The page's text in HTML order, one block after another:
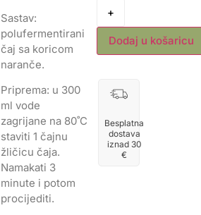
Sastav:
polufermentirani
čaj sa koricom
naranče.
Priprema: u 300
ml vode
zagrijane na 80˚C
staviti 1 čajnu
žličicu čaja.
Namakati 3
minute i potom
procijediti.
+
Dodaj u košaricu
Besplatna
dostava
iznad 30
€